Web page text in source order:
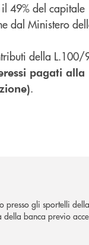
49% del capitale
dal Ministero
della L.100/
pagati alla
.
presso gli sportelli
della banca previo